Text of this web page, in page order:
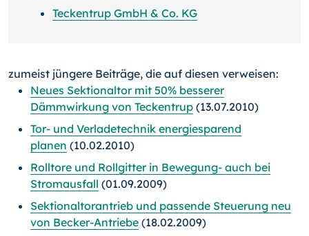
Teckentrup GmbH & Co. KG
zumeist jüngere Beiträge, die auf diesen verweisen:
Neues Sektionaltor mit 50% besserer
Dämmwirkung von Teckentrup (13.07.2010)
Tor- und Verladetechnik energiesparend
planen (10.02.2010)
Rolltore und Rollgitter in Bewegung- auch bei
Stromausfall (01.09.2009)
Sektionaltorantrieb und passende Steuerung neu
von Becker-Antriebe (18.02.2009)